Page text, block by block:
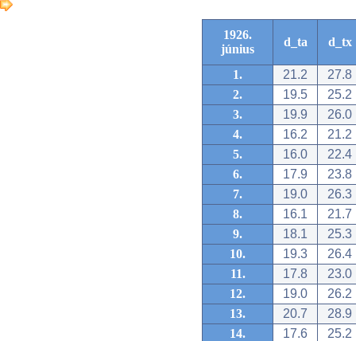
1926.
június
d_ta d_tx
1. 21.2
27.8
2.
19.5
25.2
3.
19.9
26.0
4.
16.2
21.2
5.
16.0
22.4
6.
17.9
23.8
7.
19.0
26.3
8.
16.1
21.7
9.
18.1
25.3
10.
19.3
26.4
11.
17.8
23.0
12.
19.0
26.2
13.
20.7
28.9
14.
17.6
25.2